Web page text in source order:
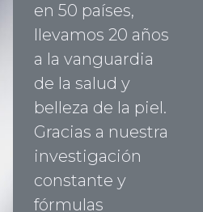
en 50 países,
llevamos 20 años
a la vanguardia
de la salud y
belleza de la piel.
Gracias a nuestra
investigación
constante y
fórmulas